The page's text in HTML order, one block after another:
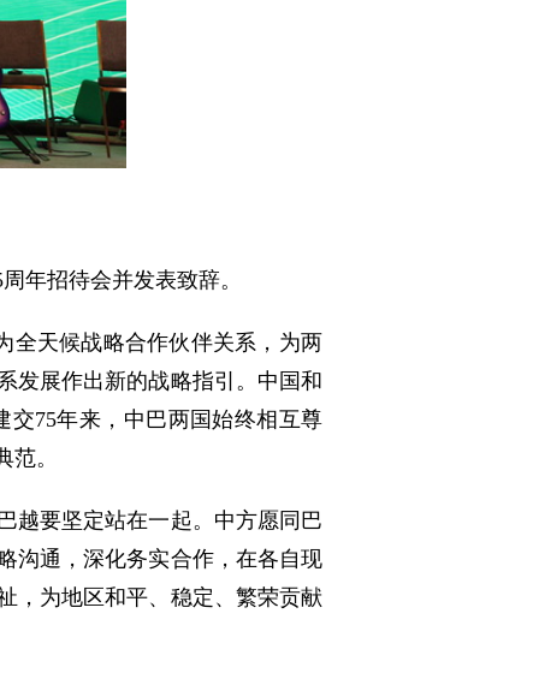
年招待会并发表致辞。
全天候战略合作伙伴关系，为两
发展作出新的战略指引。中国和
75年来，中巴两国始终相互尊
。
越要坚定站在一起。中方愿同巴
沟通，深化务实合作，在各自现
，为地区和平、稳定、繁荣贡献